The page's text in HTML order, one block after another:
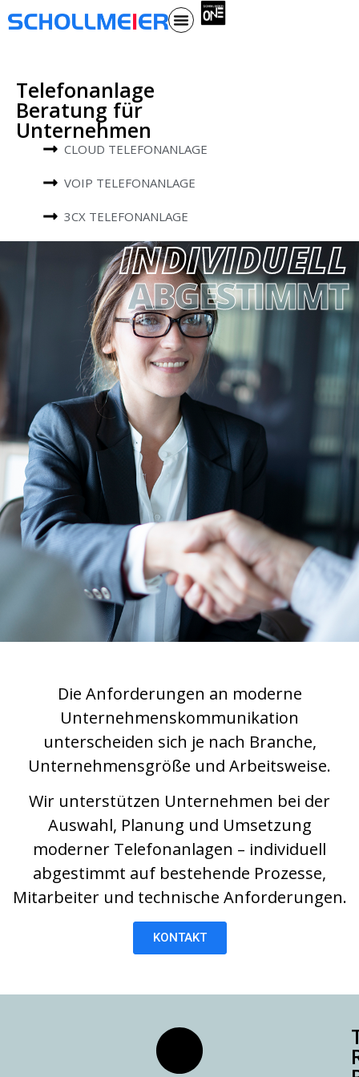
Telefonanlage
Beratung für
Unternehmen
CLOUD TELEFONANLAGE
VOIP TELEFONANLAGE
3CX TELEFONANLAGE
INDIVIDUELL
ABGESTIMMT
Die Anforderungen an moderne
Unternehmenskommunikation
unterscheiden sich je nach Branche,
Unternehmensgröße und Arbeitsweise.
Wir unterstützen Unternehmen bei der
Auswahl, Planung und Umsetzung
moderner Telefonanlagen – individuell
abgestimmt auf bestehende Prozesse,
Mitarbeiter und technische Anforderungen.
KONTAKT